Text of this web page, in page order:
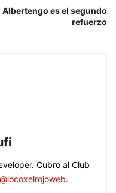
Albertengo es el segundo
refuerzo
Cubro al Club
@locoxelrojoweb.